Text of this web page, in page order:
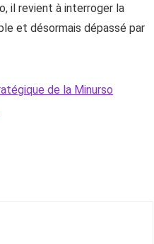
il revient à interroger la
et désormais dépassé par
de la Minurso